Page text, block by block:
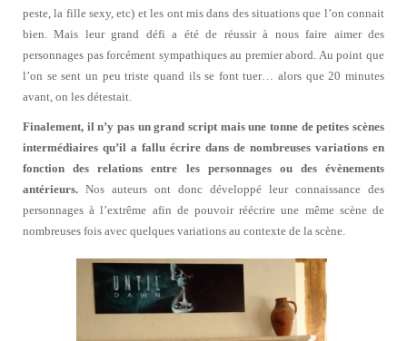
peste, la fille sexy, etc) et les ont mis dans des situations que l’on connait
bien. Mais leur grand défi a été de réussir à nous faire aimer des
personnages pas forcément sympathiques au premier abord. Au point que
l’on se sent un peu triste quand ils se font tuer… alors que 20 minutes
avant, on les détestait.
Finalement, il n’y pas un grand script mais une tonne de petites scènes
intermédiaires qu’il a fallu écrire dans de nombreuses variations en
fonction des relations entre les personnages ou des évènements
antérieurs. Nos auteurs ont donc développé leur connaissance des
personnages à l’extrême afin de pouvoir réécrire une même scène de
nombreuses fois avec quelques variations au contexte de la scène.